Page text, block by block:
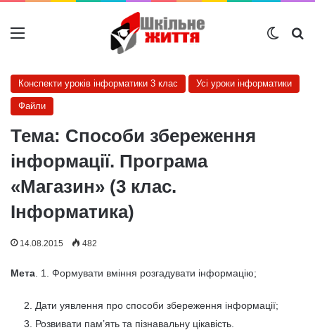
Меню
Конспекти уроків інформатики 3 клас Усі уроки інформатики
Файли
Тема: Способи збереження
інформації. Програма
«Магазин» (3 клас.
Інформатика)
14.08.2015 482
Мета . 1. Формувати вміння розгадувати інформацію;
Дати уявлення про способи збереження інформації;
Розвивати пам’ять та пізнавальну цікавість.